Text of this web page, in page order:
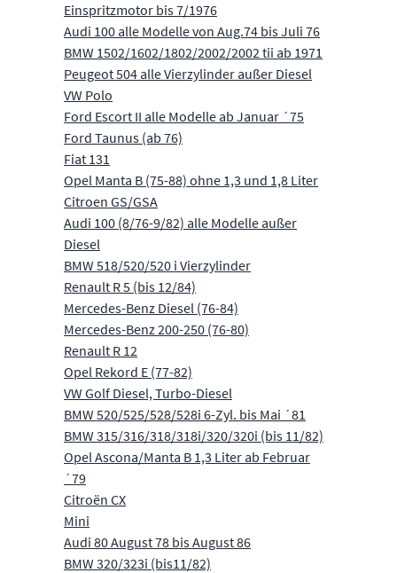
Einspritzmotor bis 7/1976
Audi 100 alle Modelle von Aug.74 bis Juli 76
BMW 1502/1602/1802/2002/2002 tii ab 1971
Peugeot 504 alle Vierzylinder außer Diesel
VW Polo
Ford Escort II alle Modelle ab Januar ´75
Ford Taunus (ab 76)
Fiat 131
Opel Manta B (75-88) ohne 1,3 und 1,8 Liter
Citroen GS/GSA
Audi 100 (8/76-9/82) alle Modelle außer
Diesel
BMW 518/520/520 i Vierzylinder
Renault R 5 (bis 12/84)
Mercedes-Benz Diesel (76-84)
Mercedes-Benz 200-250 (76-80)
Renault R 12
Opel Rekord E (77-82)
VW Golf Diesel, Turbo-Diesel
BMW 520/525/528/528i 6-Zyl. bis Mai ´81
BMW 315/316/318/318i/320/320i (bis 11/82)
Opel Ascona/Manta B 1,3 Liter ab Februar
´79
Citroën CX
Mini
Audi 80 August 78 bis August 86
BMW 320/323i (bis11/82)